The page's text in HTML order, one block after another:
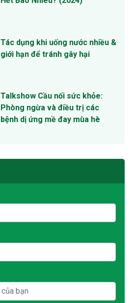
Tác dụng khi uống nước nhiều &
giới hạn để tránh gây hại
Talkshow Cầu nối sức khỏe:
Phòng ngừa và điều trị các
bệnh dị ứng mề đay mùa hè